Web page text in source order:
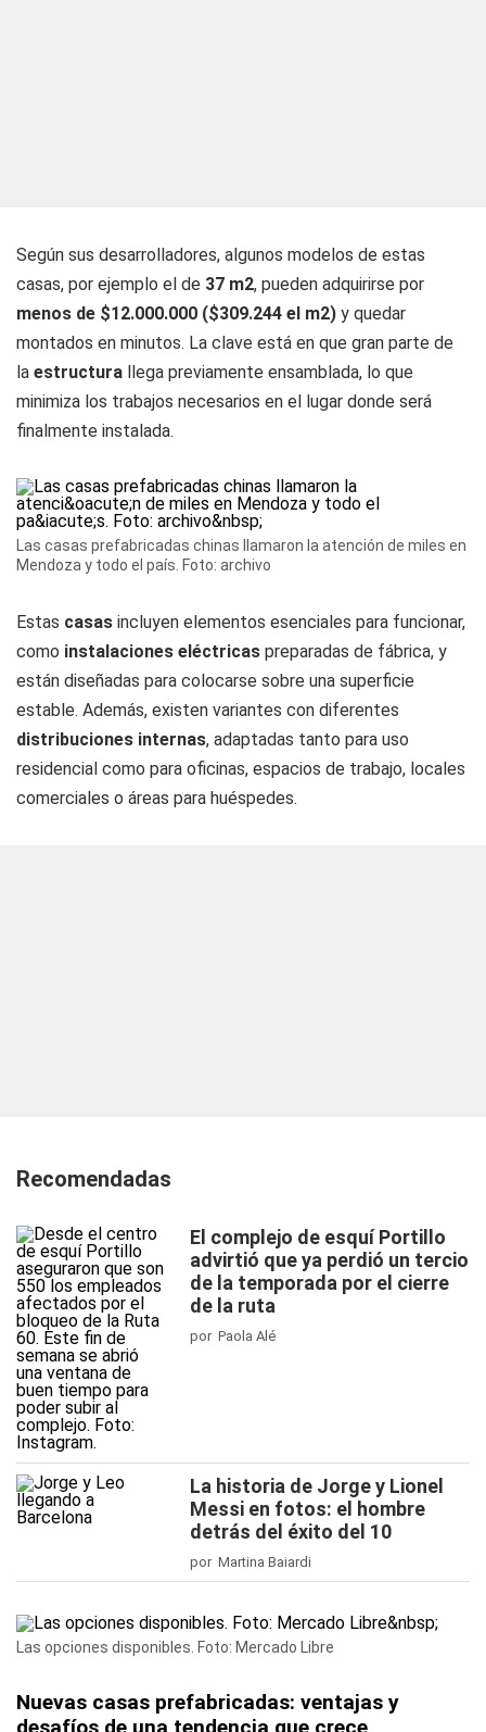
Según sus desarrolladores, algunos modelos de estas
casas, por ejemplo el de 37 m2, pueden adquirirse por
menos de $12.000.000 ($309.244 el m2) y quedar
montados en minutos. La clave está en que gran parte de
la estructura llega previamente ensamblada, lo que
minimiza los trabajos necesarios en el lugar donde será
finalmente instalada.
Las casas prefabricadas chinas llamaron la atención de miles en
Mendoza y todo el país. Foto: archivo
Estas casas incluyen elementos esenciales para funcionar,
como instalaciones eléctricas preparadas de fábrica, y
están diseñadas para colocarse sobre una superficie
estable. Además, existen variantes con diferentes
distribuciones internas, adaptadas tanto para uso
residencial como para oficinas, espacios de trabajo, locales
comerciales o áreas para huéspedes.
Recomendadas
El complejo de esquí Portillo
advirtió que ya perdió un tercio
de la temporada por el cierre
de la ruta
por Paola Alé
La historia de Jorge y Lionel
Messi en fotos: el hombre
detrás del éxito del 10
por Martina Baiardi
Las opciones disponibles. Foto: Mercado Libre
Nuevas casas prefabricadas: ventajas y